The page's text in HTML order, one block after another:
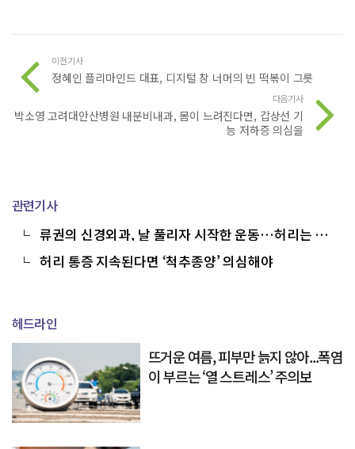
이전기사
정혜인 플리마인드 대표, 디지털 창 너머의 빈 떡볶이 그릇
다음기사
박소영 고려대안산병원 내분비내과, 몸이 느려진다면, 갑상선 기
능 저하증 의심을
관련기사
류권의 신경외과, 날 풀리자 시작한 운동…허리는 준
비됐나요
허리 통증 지속된다면 ‘척추종양’ 의심해야
헤드라인
뜨거운 여름, 피부만 늙지 않아...폭염
이 부르는 ‘열 스트레스’ 주의보